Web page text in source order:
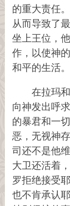
的重大责任
从而导致了
坐上王位，
作，以使神
和平的生活。
在拉玛
向神发出呼
的暴君和一
恶，无视神
司还不是他
大卫还活着
罗拒绝接受
也不肯承认